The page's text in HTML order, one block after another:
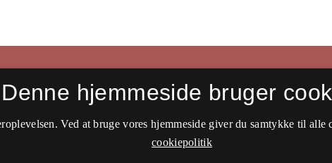
Denne hjemmeside bruger
Ved at bruge vores hjemmeside giver du samtykke til
cookiepolitik